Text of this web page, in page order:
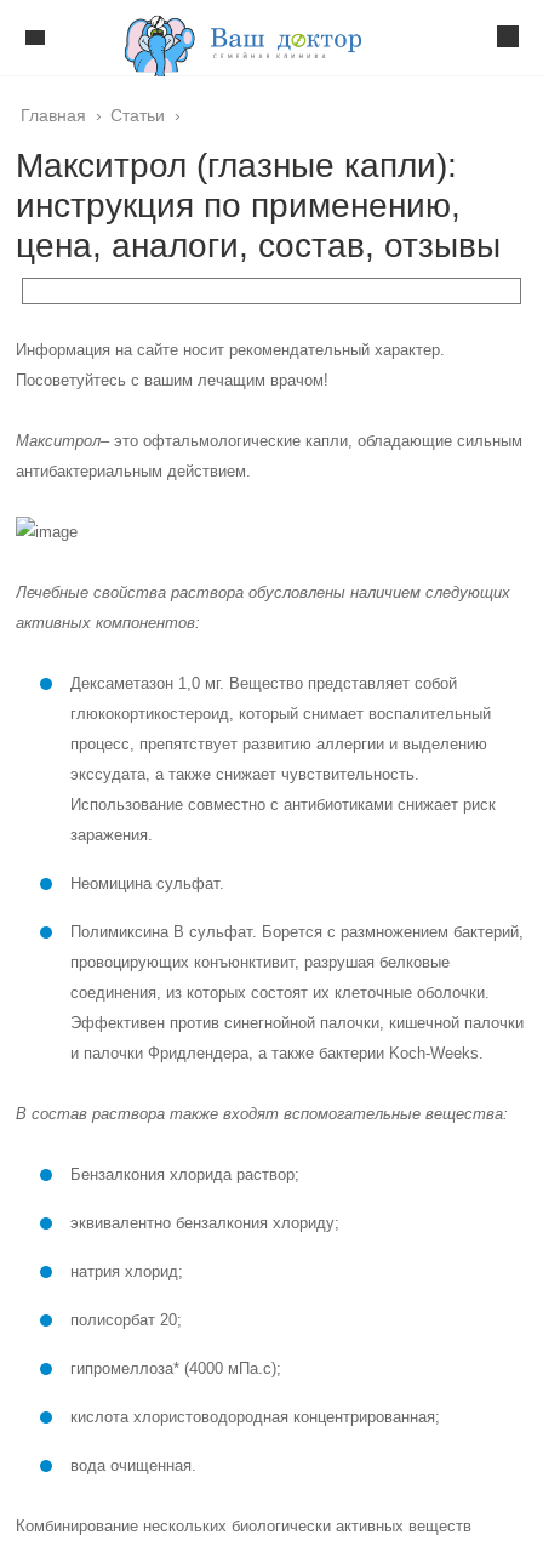
Главная › Статьи ›
Макситрол (глазные капли):
инструкция по применению,
цена, аналоги, состав, отзывы
Информация на сайте носит рекомендательный характер.
Посоветуйтесь с вашим лечащим врачом!
Макситрол– это офтальмологические капли, обладающие сильным
антибактериальным действием.
Лечебные свойства раствора обусловлены наличием следующих
активных компонентов:
Дексаметазон 1,0 мг. Вещество представляет собой
глюкокортикостероид, который снимает воспалительный
процесс, препятствует развитию аллергии и выделению
экссудата, а также снижает чувствительность.
Использование совместно с антибиотиками снижает риск
заражения.
Неомицина сульфат.
Полимиксина В сульфат. Борется с размножением бактерий,
провоцирующих конъюнктивит, разрушая белковые
соединения, из которых состоят их клеточные оболочки.
Эффективен против синегнойной палочки, кишечной палочки
и палочки Фридлендера, а также бактерии Koch-Weeks.
В состав раствора также входят вспомогательные вещества:
Бензалкония хлорида раствор;
эквивалентно бензалкония хлориду;
натрия хлорид;
полисорбат 20;
гипромеллоза* (4000 мПа.с);
кислота хлористоводородная концентрированная;
вода очищенная.
Комбинирование нескольких биологически активных веществ